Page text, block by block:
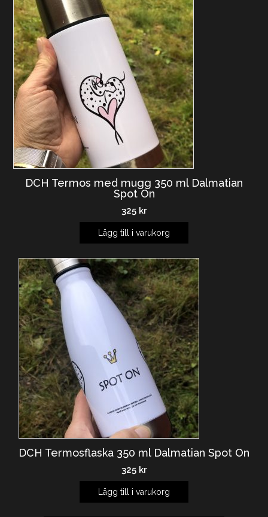
DCH Termos med mugg 350 ml Dalmatian
Spot On
325 kr
Lägg till i varukorg
DCH Termosflaska 350 ml Dalmatian Spot On
325 kr
Lägg till i varukorg